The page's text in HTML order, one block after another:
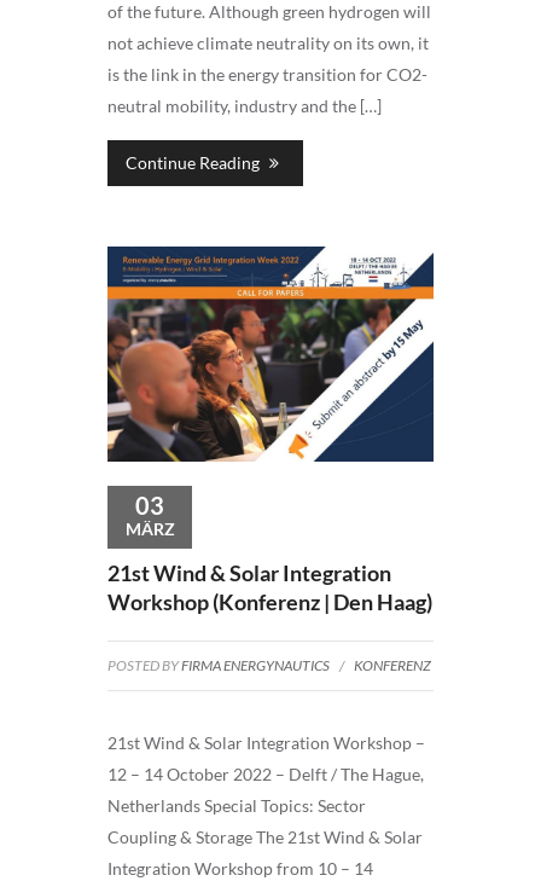
of the future. Although green hydrogen will
not achieve climate neutrality on its own, it
is the link in the energy transition for CO2-
neutral mobility, industry and the […]
Continue Reading
03
MÄRZ
21st Wind & Solar Integration
Workshop (Konferenz | Den Haag)
POSTED BYFIRMA ENERGYNAUTICS / KONFERENZ
21st Wind & Solar Integration Workshop –
12 – 14 October 2022 – Delft / The Hague,
Netherlands Special Topics: Sector
Coupling & Storage The 21st Wind & Solar
Integration Workshop from 10 – 14